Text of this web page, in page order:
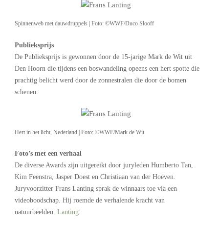
Spinnenweb met dauwdruppels | Foto: ©WWF/Duco Slooff
Publieksprijs
De Publieksprijs is gewonnen door de 15-jarige Mark de Wit uit
Den Hoorn die tijdens een boswandeling opeens een hert spotte die
prachtig belicht werd door de zonnestralen die door de bomen
schenen.
Hert in het licht, Nederland | Foto: ©WWF/Mark de Wit
Foto’s met een verhaal
De diverse Awards zijn uitgereikt door juryleden Humberto Tan,
Kim Feenstra, Jasper Doest en Christiaan van der Hoeven.
Juryvoorzitter Frans Lanting sprak de winnaars toe via een
videoboodschap. Hij roemde de verhalende kracht van
natuurbeelden. Lanting: